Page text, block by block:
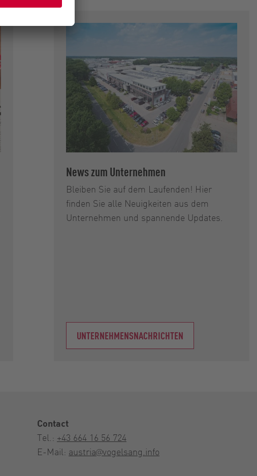
News zum Unternehmen
Bleiben Sie auf dem Laufenden! Hier
finden Sie alle Neuigkeiten aus dem
Unternehmen und spannende Updates.
UNTERNEHMENSNACHRICHTEN
Contact
Tel.: +43 664 16 56 724
E-Mail: austria@vogelsang.info